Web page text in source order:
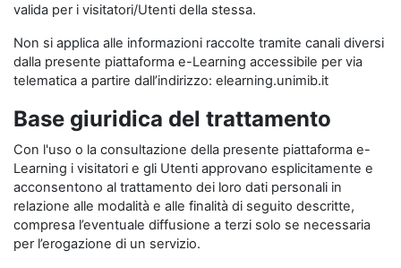
valida per i visitatori/Utenti della stessa.
Non si applica alle informazioni raccolte tramite canali diversi
dalla presente piattaforma e-Learning accessibile per via
telematica a partire dall’indirizzo: elearning.unimib.it
Base giuridica del trattamento
Con l'uso o la consultazione della presente piattaforma e-
Learning i visitatori e gli Utenti approvano esplicitamente e
acconsentono al trattamento dei loro dati personali in
relazione alle modalità e alle finalità di seguito descritte,
compresa l’eventuale diffusione a terzi solo se necessaria
per l’erogazione di un servizio.